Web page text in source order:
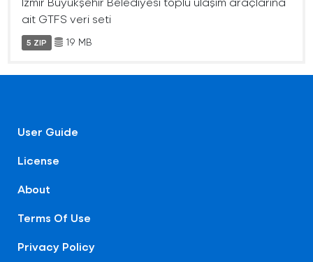
ait GTFS veri seti
5 ZIP 19 MB
User Guide
License
About
Terms Of Use
Privacy Policy